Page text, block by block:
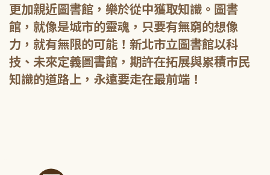
更加親近圖書館，樂於從中獲取知識。圖書
館，就像是城市的靈魂，只要有無窮的想像
力，就有無限的可能！新北市立圖書館以科
技、未來定義圖書館，期許在拓展與累積市民
知識的道路上，永遠要走在最前端！